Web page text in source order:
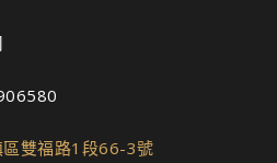
雙福路1段66-3號